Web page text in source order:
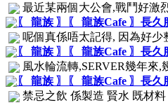
最近某兩個大公會,戰鬥好激
〖 龍族 〗〖 龍族Cafe 〗長
呢個真係唔太記得, 因為好
〖 龍族 〗〖 龍族Cafe 〗長
風水輪流轉,SERVER幾年來
〖 龍族 〗〖 龍族Cafe 〗長
禁忌之飲 係製造 賢水 既材